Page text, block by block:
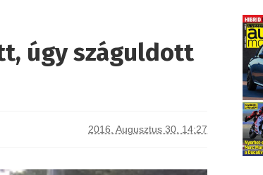
úgy száguldott
2016. Augusztus 30. 14:27